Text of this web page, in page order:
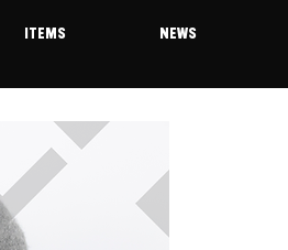
ITEMS NEWS